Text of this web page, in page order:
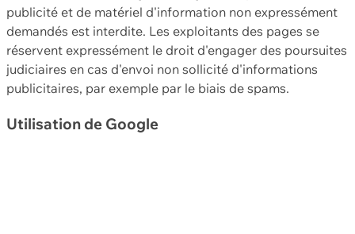
publicité et de matériel d'information non expressément
demandés est interdite. Les exploitants des pages se
réservent expressément le droit d'engager des poursuites
judiciaires en cas d'envoi non sollicité d'informations
publicitaires, par exemple par le biais de spams.
Utilisation de Google